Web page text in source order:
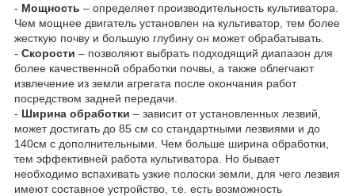
- Мощность – определяет производительность культиватора.
Чем мощнее двигатель установлен на культиватор, тем более
жесткую почву и большую глубину он может обрабатывать.
- Скорости – позволяют выбрать подходящий диапазон для
более качественной обработки почвы, а также облегчают
извлечение из земли агрегата после окончания работ
посредством задней передачи.
- Ширина обработки – зависит от установленных лезвий,
может достигать до 85 см со стандартными лезвиями и до
140см с дополнительными. Чем больше ширина обработки,
тем эффективней работа культиватора. Но бывает
необходимо вспахивать узкие полоски земли, для чего лезвия
имеют составное устройство, т.е. есть возможность